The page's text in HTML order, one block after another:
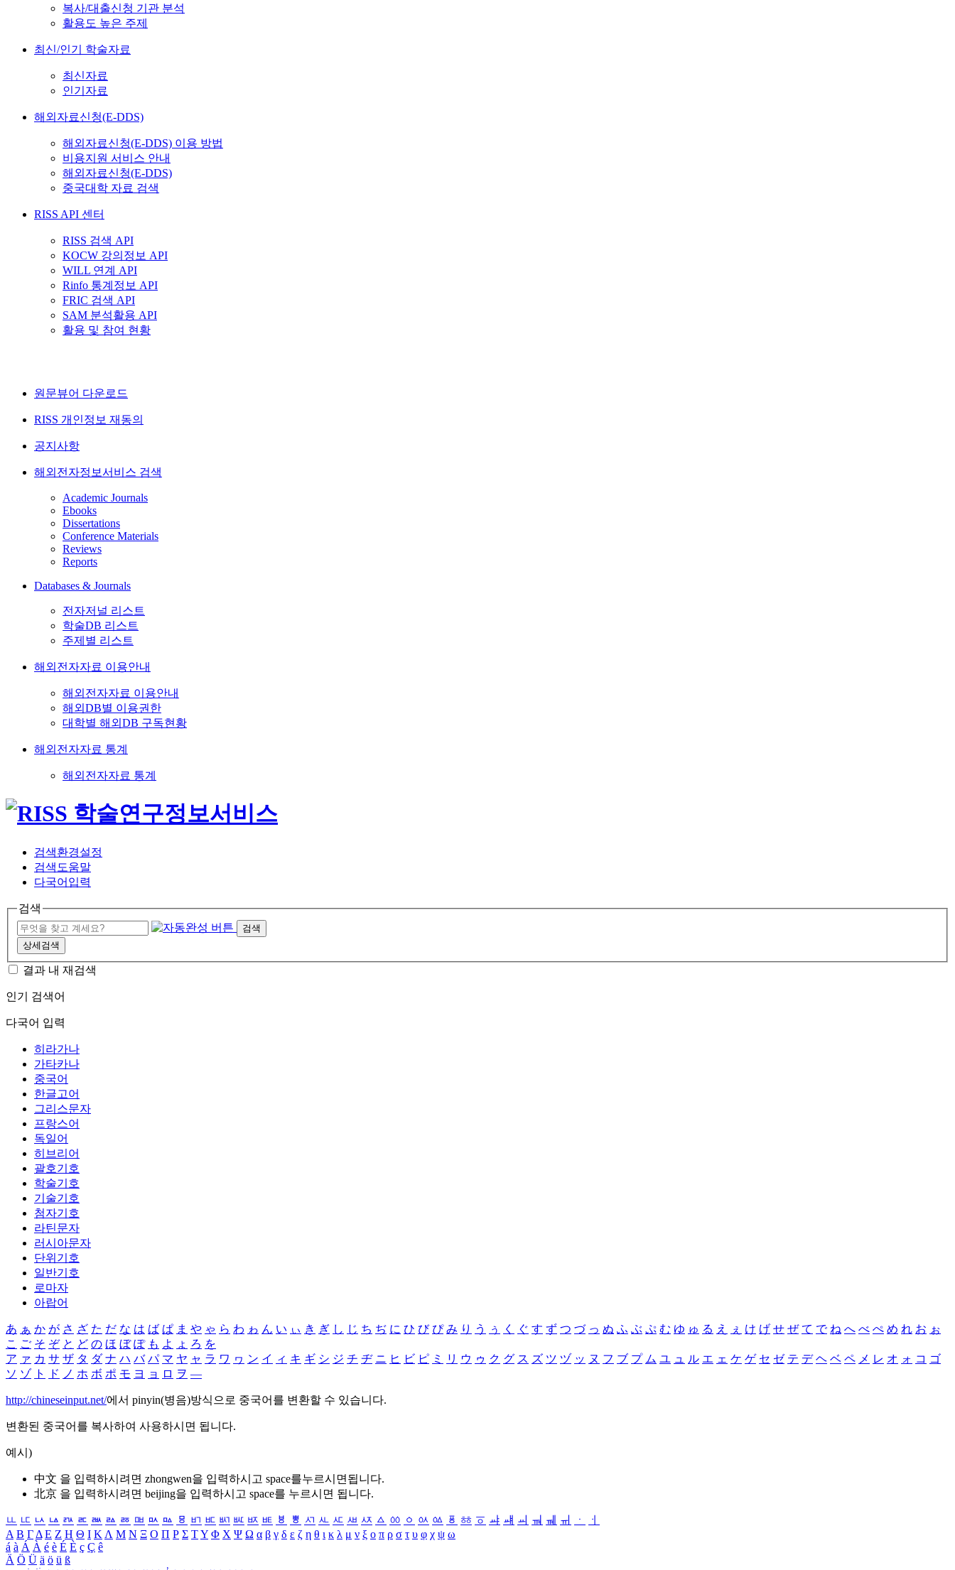
복사/대출신청 기관 분석
활용도 높은 주제
최신/인기 학술자료
최신자료
인기자료
해외자료신청(E-DDS)
해외자료신청(E-DDS) 이용 방법
비용지원 서비스 안내
해외자료신청(E-DDS)
중국대학 자료 검색
RISS API 센터
RISS 검색 API
KOCW 강의정보 API
WILL 연계 API
Rinfo 통계정보 API
FRIC 검색 API
SAM 분석활용 API
활용 및 참여 현황
원문뷰어 다운로드
RISS 개인정보 재동의
공지사항
해외전자정보서비스 검색
Academic Journals
Ebooks
Dissertations
Conference Materials
Reviews
Reports
Databases & Journals
전자저널 리스트
학술DB 리스트
주제별 리스트
해외전자자료 이용안내
해외전자자료 이용안내
해외DB별 이용권한
대학별 해외DB 구독현황
해외전자자료 통계
해외전자자료 통계
검색환경설정
검색도움말
다국어입력
검색
검색
상세검색
결과 내 재검색
인기 검색어
다국어 입력
히라가나
가타카나
중국어
한글고어
그리스문자
프랑스어
독일어
히브리어
괄호기호
학술기호
기술기호
첨자기호
라틴문자
러시아문자
단위기호
일반기호
로마자
아랍어
あ ぁ か が さ ざ た だ な は ば ぱ ま や ゃ ら わ ゎ ん い ぃ き ぎ し じ ち ぢ に ひ び ぴ み り う ぅ く ぐ す ず つ づ っ ぬ ふ ぶ ぷ む ゆ ゅ る え ぇ け げ せ ぜ て で ね へ べ ぺ め れ お ぉ
こ ご そ ぞ と ど の ほ ぼ ぽ も よ ょ ろ を
ア ァ カ サ ザ タ ダ ナ ハ バ パ マ ヤ ャ ラ ワ ヮ ン イ ィ キ ギ シ ジ チ ヂ ニ ヒ ビ ピ ミ リ ウ ゥ ク グ ス ズ ツ ヅ ッ ヌ フ ブ プ ム ユ ュ ル エ ェ ケ ゲ セ ゼ テ デ ヘ ベ ペ メ レ オ ォ コ ゴ
ソ ゾ ト ド ノ ホ ボ ポ モ ヨ ョ ロ ヲ ―
http://chineseinput.net/에서 pinyin(병음)방식으로 중국어를 변환할 수 있습니다.
변환된 중국어를 복사하여 사용하시면 됩니다.
예시)
中文 을 입력하시려면 zhongwen을 입력하시고 space를누르시면됩니다.
北京 을 입력하시려면 beijing을 입력하시고 space를 누르시면 됩니다.
ㅥ ㅦ ㅧ ㅨ ㅩ ㅪ ㅫ ㅬ ㅭ ㅮ ㅯ ㅰ ㅱ ㅲ ㅳ ㅴ ㅵ ㅶ ㅷ ㅸ ㅹ ㅺ ㅻ ㅼ ㅽ ㅾ ㅿ ㆀ ㆁ ㆂ ㆃ ㆄ ㆅ ㆆ ㆇ ㆈ ㆉ ㆊ ㆋ ㆌ ㆍ
ㆎ
Α Β ΓΔ Ε Ζ Η Θ Ι ΚΛ Μ Ν Ξ Ο Π Ρ Σ ΤΥ Φ Χ Ψ Ω α β γ δ ε ζ η θ ι κ λ μ ν ξ ο π ρ σ τ υ φ χ ψ ω
á à Á À é è É È ç Ç ê
Ä Ö Ü ä ö ü ß